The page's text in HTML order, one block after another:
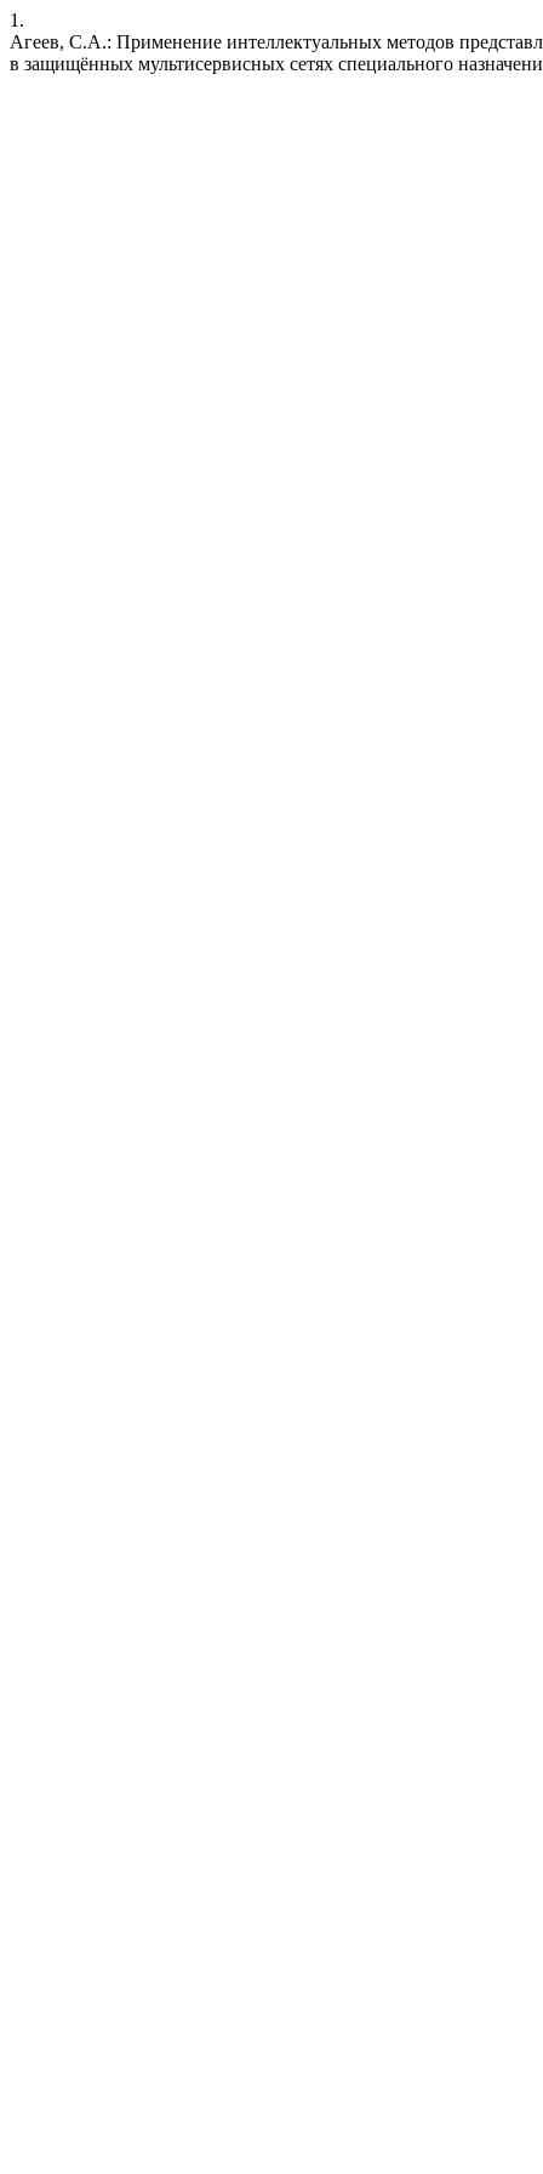
1.
Агеев, С.А.: Применение интеллектуальных методов
в защищённых мультисервисных сетях специального